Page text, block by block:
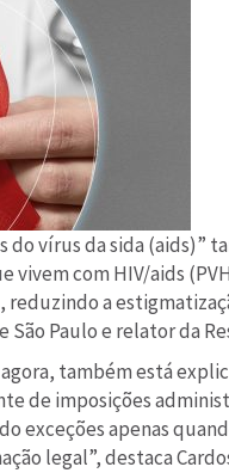
do vírus da sida (aids)”
vivem com HIV/aids
a
Paulo e relator da
também está
de imposições
exceções apenas
legal”, destaca